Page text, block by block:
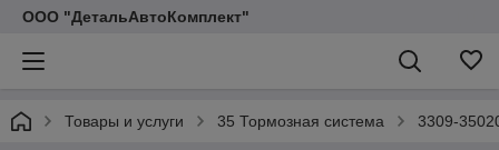
ООО "ДетальАвтоКомплект"
Товары и услуги 35 Тормозная система 3309-